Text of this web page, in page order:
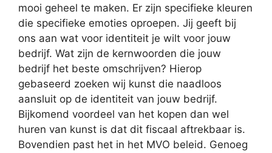
mooi geheel te maken. Er zijn specifieke kleuren
die specifieke emoties oproepen. Jij geeft bij
ons aan wat voor identiteit je wilt voor jouw
bedrijf. Wat zijn de kernwoorden die jouw
bedrijf het beste omschrijven? Hierop
gebaseerd zoeken wij kunst die naadloos
aansluit op de identiteit van jouw bedrijf.
Bijkomend voordeel van het kopen dan wel
huren van kunst is dat dit fiscaal aftrekbaar is.
Bovendien past het in het MVO beleid. Genoeg